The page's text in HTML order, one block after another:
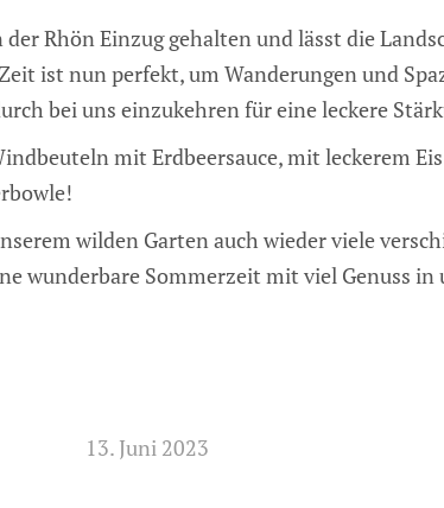
Rhön Einzug gehalten und lässt die
ist nun perfekt, um Wanderungen und
bei uns einzukehren für eine leckere
mit Erdbeersauce, mit leckerem
wilden Garten auch wieder viele
wunderbare Sommerzeit mit viel Genuss in
13. Juni 2023